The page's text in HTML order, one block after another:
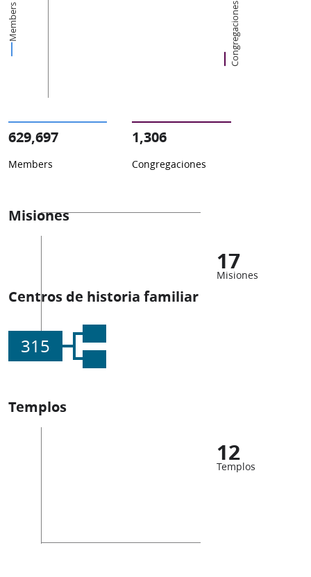
Members Congregaciones
629,697
Members
1,306
Congregaciones
Misiones
17
Misiones
Centros de historia familiar
315
Templos
12
Templos